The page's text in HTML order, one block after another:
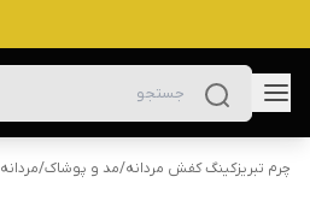
چرم تبریزکینگ کفش مردانه/مد و پوشاک/مردانه